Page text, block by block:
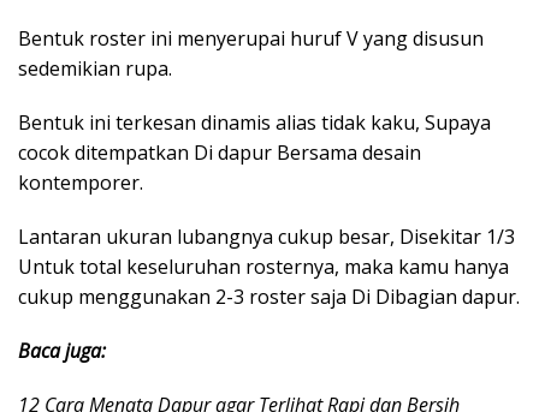
Bentuk roster ini menyerupai huruf V yang disusun
sedemikian rupa.
Bentuk ini terkesan dinamis alias tidak kaku, Supaya
cocok ditempatkan Di dapur Bersama desain
kontemporer.
Lantaran ukuran lubangnya cukup besar, Disekitar 1/3
Untuk total keseluruhan rosternya, maka kamu hanya
cukup menggunakan 2-3 roster saja Di Dibagian dapur.
Baca juga:
12 Cara Menata Dapur agar Terlihat Rapi dan Bersih